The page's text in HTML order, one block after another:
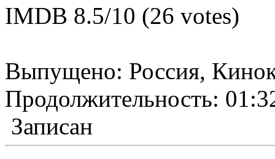
IMDB 8.5/10 (26 votes)
Выпущено: Россия,
Продолжительность:
Записан